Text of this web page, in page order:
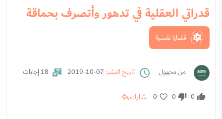
قدراتي العقلية في تدهور وأتصرف بحماقة
قضايا نفسية
من مجهول تاريخ النشر: 18 إجابات
0
0
0 شارك